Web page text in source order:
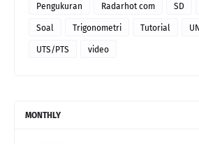
Pengukuran Radarhot com SD
Soal Trigonometri Tutorial
UTS/PTS video
MONTHLY